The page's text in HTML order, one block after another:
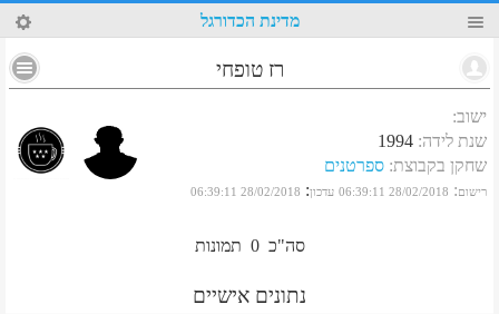
77 מדינת הכדורגל
רז טופחי
ישוב:
שנת לידה:
1994
שחקן בקבוצת: ספרטנים
רישום:
28/02/2018 06:39:11 עדכון:
28/02/2018 06:39:11
סה"כ 0 תמונות
נתונים אישיים